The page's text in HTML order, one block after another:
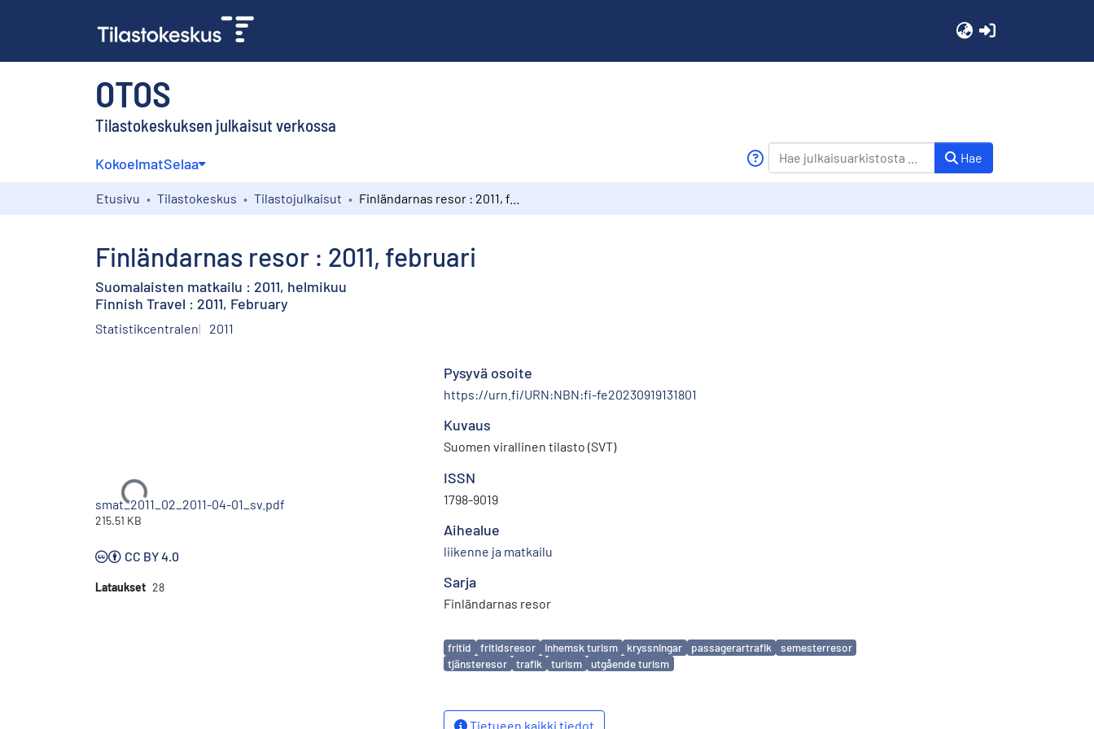
OTOS
Tilastokeskuksen julkaisut verkossa
KokoelmatSelaa Hae
Etusivu Tilastokeskus Tilastojulkaisut
Finländarnas resor : 2011, februari
Suomalaisten matkailu : 2011, helmikuu
Finnish Travel : 2011, February
Statistikcentralen 2011
Ladataan...
smat_2011_02_2011-04-01_sv.pdf
215.51 KB
CC BY 4.0
Lataukset 28
Pysyvä osoite
https://urn.fi/URN:NBN:fi-fe20230919131801
Kuvaus
Suomen virallinen tilasto (SVT)
ISSN
1798-9019
Aihealue
liikenne ja matkailu
Sarja
Finländarnas resor
Avainsanat
fritid fritidsresor inhemsk turism kryssningar passagerartrafik
semesterresor
tjänsteresor
trafik turism utgående turism
Tietueen kaikki tiedot